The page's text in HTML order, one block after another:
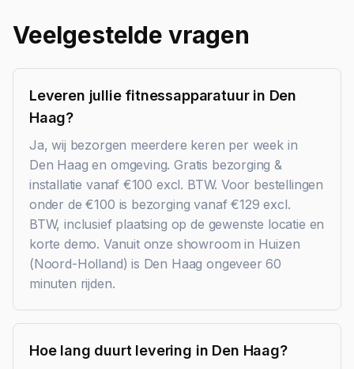
Veelgestelde vragen
Leveren jullie fitnessapparatuur in Den
Haag?
Ja, wij bezorgen meerdere keren per week in
Den Haag en omgeving. Gratis bezorging &
installatie vanaf €100 excl. BTW. Voor bestellingen
onder de €100 is bezorging vanaf €129 excl.
BTW, inclusief plaatsing op de gewenste locatie en
korte demo. Vanuit onze showroom in Huizen
(Noord-Holland) is Den Haag ongeveer 60
minuten rijden.
Hoe lang duurt levering in Den Haag?